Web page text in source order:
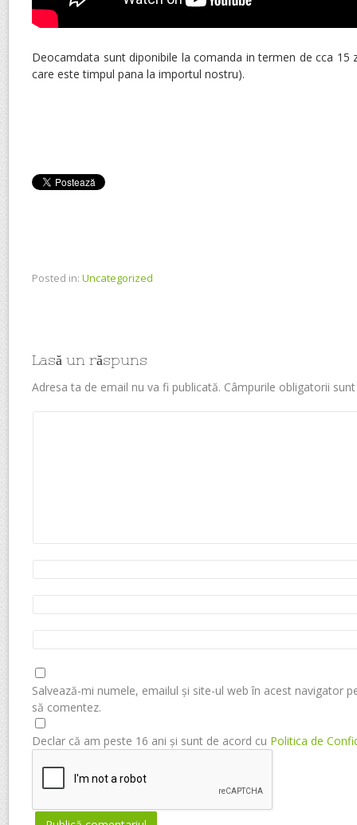
Deocamdata sunt diponibile la comanda in termen de cca 15
care este timpul pana la importul nostru).
Posted in: Uncategorized
Lasă un răspuns
Adresa ta de email nu va fi publicată. Câmpurile obligatorii
Salvează-mi numele, emailul și site-ul web în acest navigator
să comentez.
Declar că am peste 16 ani și sunt de acord cu Politica de